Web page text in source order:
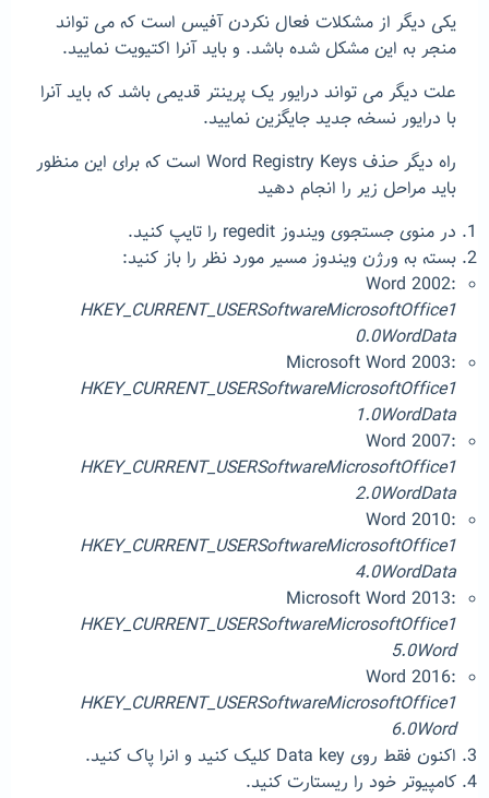
یکی دیگر از مشکلات فعال نکردن آفیس است که می تواند
منجر به این مشکل شده باشد. و باید آنرا اکتیویت نمایید.
علت دیگر می تواند درایور یک پرینتر قدیمی باشد که باید آنرا
با درایور نسخه جدید جایگزین نمایید.
راه دیگر حذف Word Registry Keys است که برای این منظور
باید مراحل زیر را انجام دهید
در منوی جستجوی ویندوز regedit را تایپ کنید.
بسته به ورژن ویندوز مسیر مورد نظر را باز کنید:
Word 2002:
HKEY_CURRENT_USERSoftwareMicrosoftOffice1
0.0WordData
Microsoft Word 2003:
HKEY_CURRENT_USERSoftwareMicrosoftOffice1
1.0WordData
Word 2007:
HKEY_CURRENT_USERSoftwareMicrosoftOffice1
2.0WordData
Word 2010:
HKEY_CURRENT_USERSoftwareMicrosoftOffice1
4.0WordData
Microsoft Word 2013:
HKEY_CURRENT_USERSoftwareMicrosoftOffice1
5.0Word
Word 2016:
HKEY_CURRENT_USERSoftwareMicrosoftOffice1
6.0Word
اکنون فقط روی Data key کلیک کنید و انرا پاک کنید.
کامپیوتر خود را ریستارت کنید.